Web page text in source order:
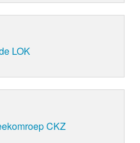
LOK
CKZ